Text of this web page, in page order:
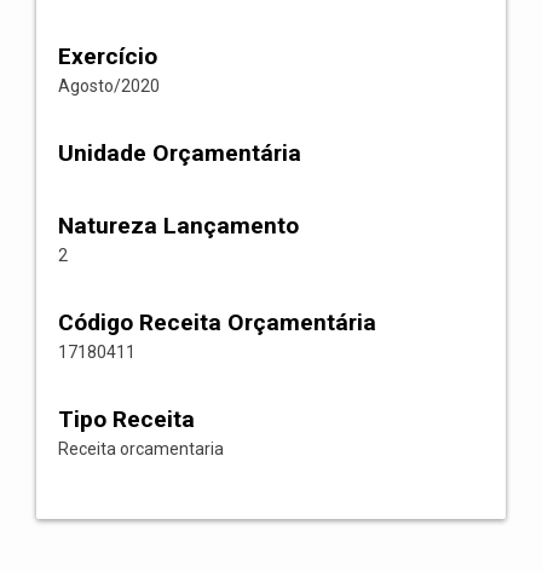
Exercício
Agosto/2020
Unidade Orçamentária
Natureza Lançamento
2
Código Receita Orçamentária
17180411
Tipo Receita
Receita orcamentaria